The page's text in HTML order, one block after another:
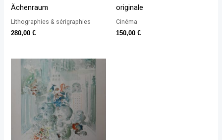
Ächenraum
Lithographies & sérigraphies
280,00€
originale
Cinéma
150,00 €